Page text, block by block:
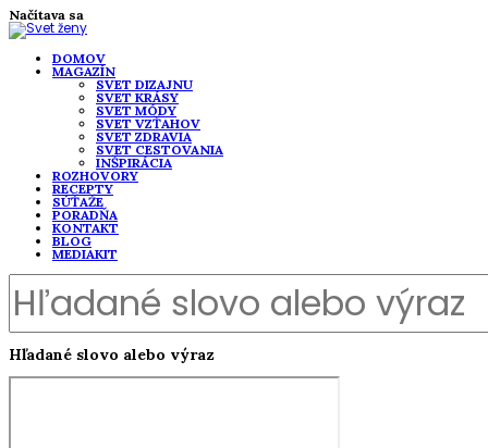
Načítava sa
DOMOV
MAGAZÍN
SVET DIZAJNU
SVET KRÁSY
SVET MÓDY
SVET VZŤAHOV
SVET ZDRAVIA
SVET CESTOVANIA
INŠPIRÁCIA
ROZHOVORY
RECEPTY
SÚŤAŽE
PORADŇA
KONTAKT
BLOG
MEDIAKIT
Hľadané slovo alebo výraz